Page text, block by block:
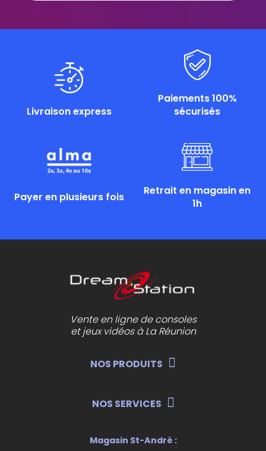
Livraison express
Paiements 100%
sécurisés
Payer en plusieurs fois
Retrait en magasin en
1h
Vente en ligne de consoles
et jeux vidéos à La Réunion
NOS PRODUITS
NOS SERVICES
Magasin St-André :